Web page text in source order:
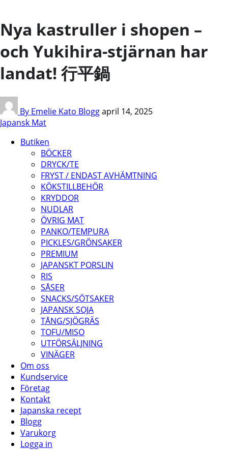
Nya kastruller i shopen –
och Yukihira-stjärnan har
landat! 行平鍋
By Emelie Kato Bloggapril 14, 2025
Japansk Mat
Butiken
BÖCKER
DRYCK/TE
FRYST / ENDAST AVHÄMTNING
KÖKSTILLBEHÖR
KRYDDOR
NUDLAR
ÖVRIG MAT
PANKO/TEMPURA
PICKLES/GRÖNSAKER
PREMIUM
JAPANSKT PORSLIN
RIS
SÅSER
SNACKS/SÖTSAKER
JAPANSK SOJA
TÅNG/SJÖGRÄS
TOFU/MISO
UTFÖRSÄLJNING
VINÄGER
Om oss
Kundservice
Företag
Kontakt
Japanska recept
Blogg
Varukorg
Logga in